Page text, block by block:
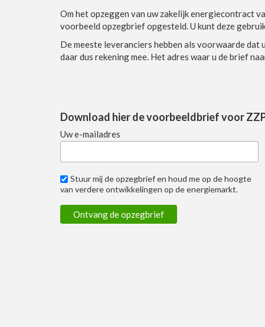
Om het opzeggen van uw zakelijk energiecontract
voorbeeld opzegbrief opgesteld. U kunt deze
De meeste leveranciers hebben als voorwaarde
daar dus rekening mee. Het adres waar u de brief
Download hier de voorbeeldbrief voor
Uw e-mailadres
Stuur mij de opzegbrief en houd me op de hoogte
van verdere ontwikkelingen op de energiemarkt.